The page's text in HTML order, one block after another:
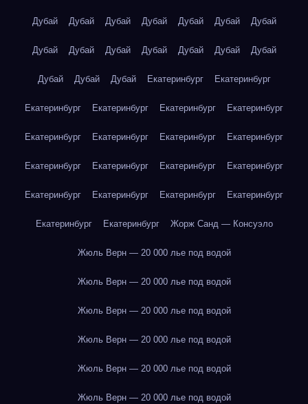
Дубай Дубай Дубай Дубай Дубай Дубай Дубай
Дубай Дубай Дубай Дубай Дубай Дубай Дубай
Дубай Дубай Дубай Екатеринбург Екатеринбург
Екатеринбург Екатеринбург Екатеринбург Екатеринбург
Екатеринбург Екатеринбург Екатеринбург Екатеринбург
Екатеринбург Екатеринбург Екатеринбург Екатеринбург
Екатеринбург Екатеринбург Екатеринбург Екатеринбург
Екатеринбург Екатеринбург Жорж Санд — Консуэло
Жюль Верн — 20 000 лье под водой
Жюль Верн — 20 000 лье под водой
Жюль Верн — 20 000 лье под водой
Жюль Верн — 20 000 лье под водой
Жюль Верн — 20 000 лье под водой
Жюль Верн — 20 000 лье под водой